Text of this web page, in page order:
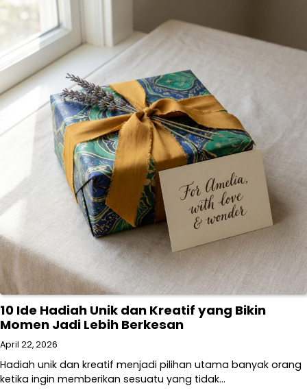
10 Ide Hadiah Unik dan Kreatif yang Bikin
Momen Jadi Lebih Berkesan
April 22, 2026
Hadiah unik dan kreatif menjadi pilihan utama banyak orang
ketika ingin memberikan sesuatu yang tidak…